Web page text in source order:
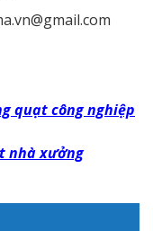
quạt công nghiệp
nhà xưởng